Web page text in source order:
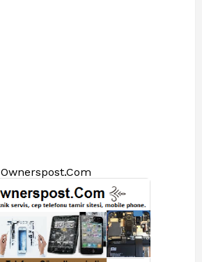
Ownerspost.Com